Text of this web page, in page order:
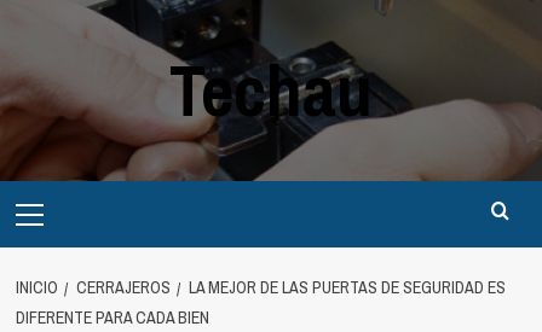
contenido
Techau
principal
INICIO CERRAJEROS
LA MEJOR DE LAS PUERTAS DE SEGURIDAD ES
DIFERENTE PARA CADA BIEN